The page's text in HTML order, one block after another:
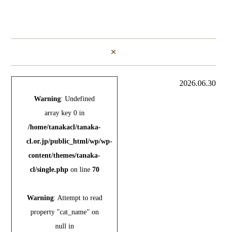
×
Warning: Undefined
array key 0 in
/home/tanakacl/tanaka-
cl.or.jp/public_html/wp/wp-
content/themes/tanaka-
cl/single.phpon line 70
Warning: Attempt to read
property "cat_name" on
null in
2026.06.30